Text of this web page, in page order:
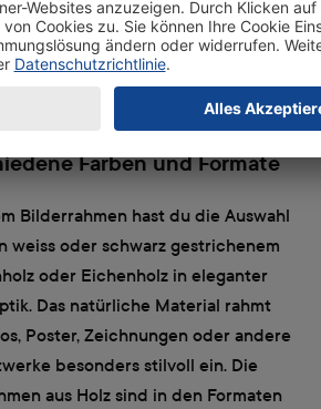
Farben und Formate
Bilderrahmen hast du die Auswahl
weiss oder schwarz gestrichenem
oder Eichenholz in eleganter
Das natürliche Material rahmt
Poster, Zeichnungen oder andere
besonders stilvoll ein. Die
aus Holz sind in den Formaten